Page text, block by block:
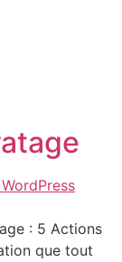
: 5 Actions
que tout